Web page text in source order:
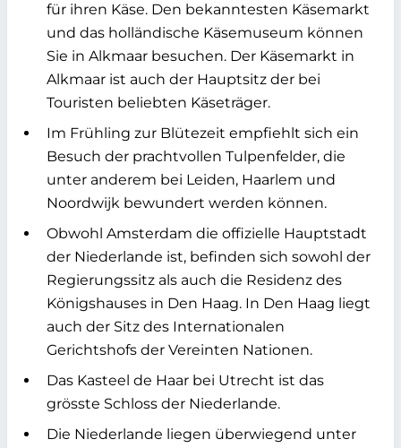
für ihren Käse. Den bekanntesten Käsemarkt
und das holländische Käsemuseum können
Sie in Alkmaar besuchen. Der Käsemarkt in
Alkmaar ist auch der Hauptsitz der bei
Touristen beliebten Käseträger.
Im Frühling zur Blütezeit empfiehlt sich ein
Besuch der prachtvollen Tulpenfelder, die
unter anderem bei Leiden, Haarlem und
Noordwijk bewundert werden können.
Obwohl Amsterdam die offizielle Hauptstadt
der Niederlande ist, befinden sich sowohl der
Regierungssitz als auch die Residenz des
Königshauses in Den Haag. In Den Haag liegt
auch der Sitz des Internationalen
Gerichtshofs der Vereinten Nationen.
Das Kasteel de Haar bei Utrecht ist das
grösste Schloss der Niederlande.
Die Niederlande liegen überwiegend unter